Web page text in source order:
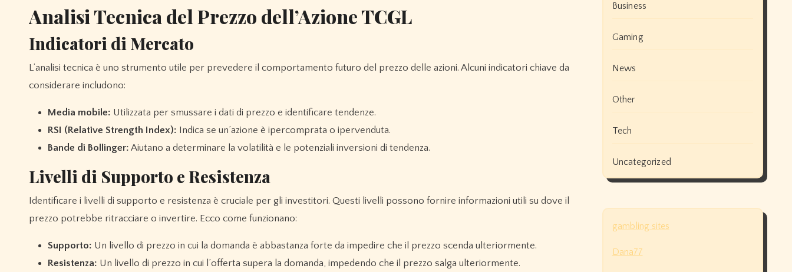
Analisi Tecnica del Prezzo dell’Azione TCGL
Indicatori di Mercato
L’analisi tecnica è uno strumento utile per prevedere il comportamento futuro del prezzo delle azioni. Alcuni indicatori chiave da
considerare includono:
Media mobile: Utilizzata per smussare i dati di prezzo e identificare tendenze.
RSI (Relative Strength Index): Indica se un’azione è ipercomprata o ipervenduta.
Bande di Bollinger: Aiutano a determinare la volatilità e le potenziali inversioni di tendenza.
Livelli di Supporto e Resistenza
Identificare i livelli di supporto e resistenza è cruciale per gli investitori. Questi livelli possono fornire informazioni utili su dove il
prezzo potrebbe ritracciare o invertire. Ecco come funzionano:
Supporto: Un livello di prezzo in cui la domanda è abbastanza forte da impedire che il prezzo scenda ulteriormente.
Resistenza: Un livello di prezzo in cui l’offerta supera la domanda, impedendo che il prezzo salga ulteriormente.
Business
Gaming
News
Other
Tech
Uncategorized
gambling sites
Dana77